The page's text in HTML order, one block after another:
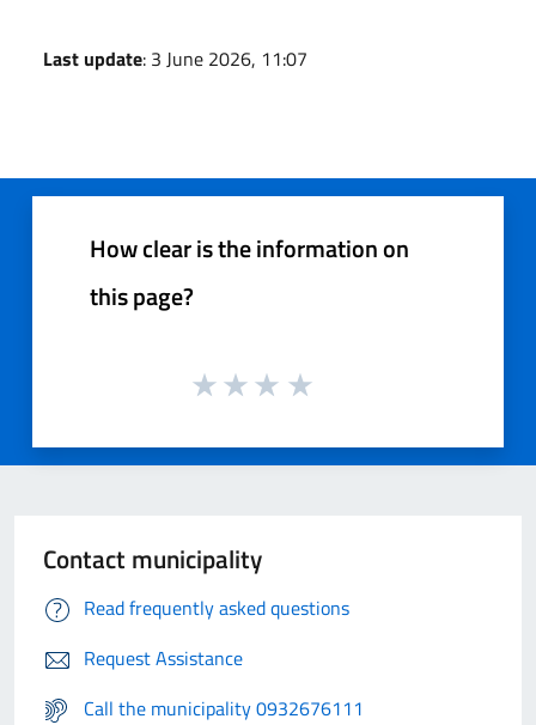
Last update: 3 June 2026, 11:07
How clear is the information on
this page?
Contact municipality
Read frequently asked questions
Request Assistance
Call the municipality 0932676111